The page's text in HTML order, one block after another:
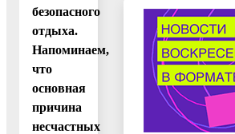
безопасного
отдыха.
Напоминаем,
что
основная
причина
несчастных